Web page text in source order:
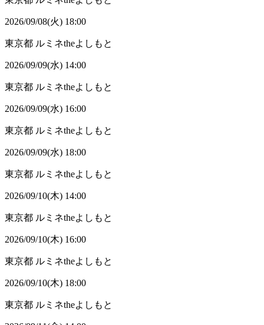
2026/09/08(火) 18:00
東京都 ルミネtheよしもと
2026/09/09(水) 14:00
東京都 ルミネtheよしもと
2026/09/09(水) 16:00
東京都 ルミネtheよしもと
2026/09/09(水) 18:00
東京都 ルミネtheよしもと
2026/09/10(木) 14:00
東京都 ルミネtheよしもと
2026/09/10(木) 16:00
東京都 ルミネtheよしもと
2026/09/10(木) 18:00
東京都 ルミネtheよしもと